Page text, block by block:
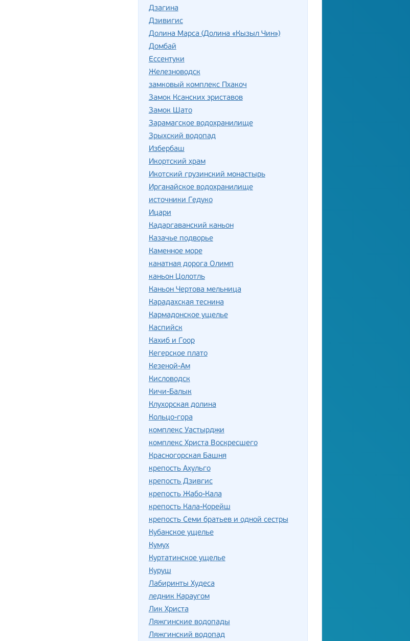
Дзагина
Дзивигис
Долина Марса (Долина «Кызыл Чин»)
Домбай
Ессентуки
Железноводск
замковый комплекс Пхакоч
Замок Ксанских эриставов
Замок Шато
Зарамагское водохранилище
Зрыхский водопад
Избербаш
Икортский храм
Икотский грузинский монастырь
Ирганайское водохранилище
источники Гедуко
Ицари
Кадаргаванский каньон
Казачье подворье
Каменное море
канатная дорога Олимп
каньон Цолотль
Каньон Чертова мельница
Карадахская теснина
Кармадонское ущелье
Каспийск
Кахиб и Гоор
Кегерское плато
Кезеной-Ам
Кисловодск
Кичи-Балык
Клухорская долина
Кольцо-гора
комплекс Уастырджи
комплекс Христа Воскресшего
Красногорская Башня
крепость Ахульго
крепость Дзивгис
крепость Жабо-Кала
крепость Кала-Корейш
крепость Семи братьев и одной сестры
Кубанское ущелье
Кумух
Куртатинское ущелье
Куруш
Лабиринты Худеса
ледник Караугом
Лик Христа
Ляжгинские водопады
Ляжгинский водопад